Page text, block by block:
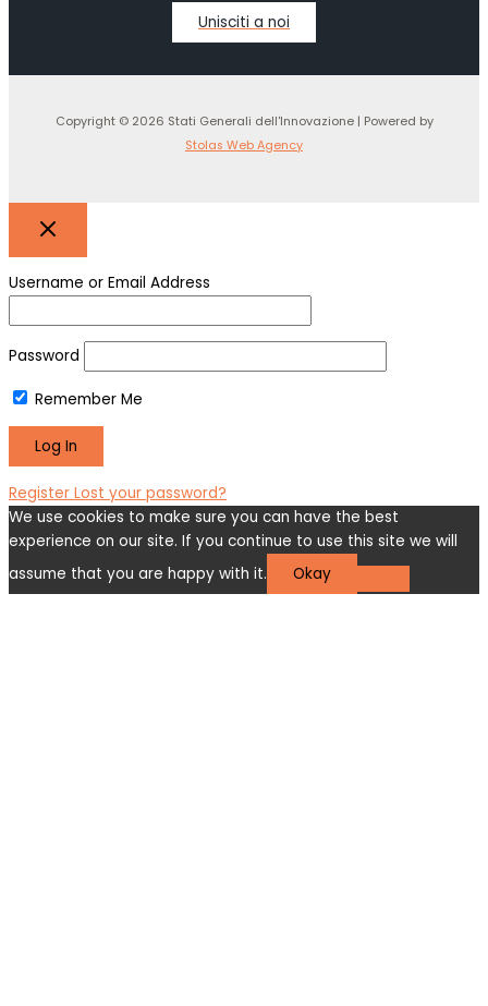
Unisciti a noi
Copyright © 2026 Stati Generali dell'Innovazione | Powered by
Stolas Web Agency
Username or Email Address
Password
Remember Me
Register Lost your password?
We use cookies to make sure you can have the best
experience on our site. If you continue to use this site we will
assume that you are happy with it.
Okay